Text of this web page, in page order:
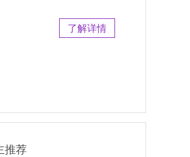
了解详情
推荐